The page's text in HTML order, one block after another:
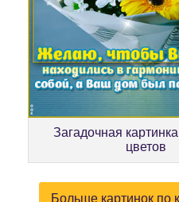
Загадочная
цветов
Больше картинок по